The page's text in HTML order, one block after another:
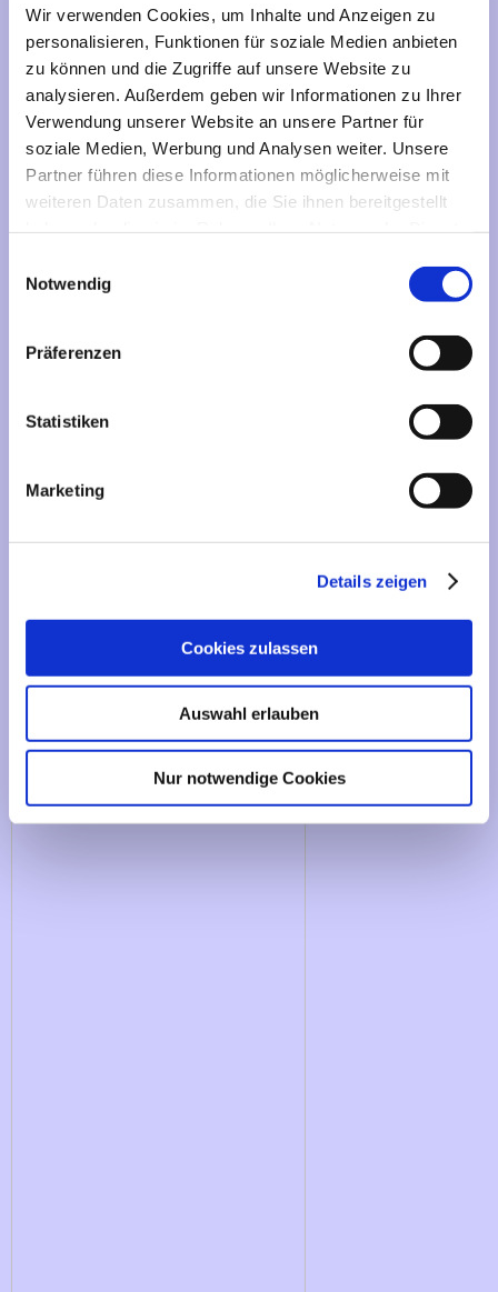
Wir verwenden Cookies, um Inhalte und Anzeigen zu
personalisieren, Funktionen für soziale Medien anbieten
zu können und die Zugriffe auf unsere Website zu
analysieren. Außerdem geben wir Informationen zu Ihrer
Verwendung unserer Website an unsere Partner für
soziale Medien, Werbung und Analysen weiter. Unsere
Partner führen diese Informationen möglicherweise mit
weiteren Daten zusammen, die Sie ihnen bereitgestellt
Notwendig
Präferenzen
Statistiken
Marketing
Details zeigen
Cookies zulassen
Auswahl erlauben
Nur notwendige Cookies
Mehr über...
Lieferzeit
Artikelfinder
Vertrag widerrufen
Privatsphäre und Datenschutz
Kontakt
Widerrufsrecht & Widerrufsformular